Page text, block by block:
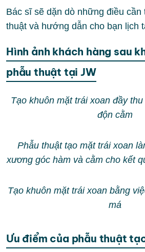
Bác sĩ sẽ dặn dò những điều cần
thuật và hướng dẫn cho bạn lịch
Hình ảnh khách hàng sau
phẫu thuật tại JW
Tạo khuôn mặt trái xoan đầy
độn cằm
Phẫu thuật tạo mặt trái xoan
xương góc hàm và cằm cho kết
Tạo khuôn mặt trái xoan bằng
má
Ưu điểm của phẫu thuật